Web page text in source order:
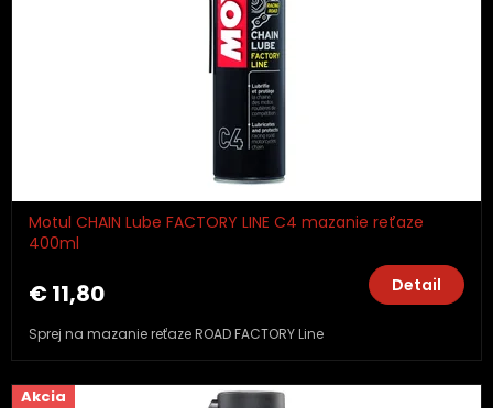
Motul CHAIN Lube FACTORY LINE C4 mazanie reťaze
400ml
€ 11,80 Detail
Sprej na mazanie reťaze ROAD FACTORY Line
Akcia